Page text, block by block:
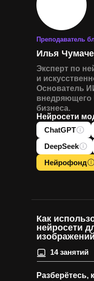
Илья
Эксперт по
и
Основатель
внедряющего
бизнеса.
Преподаватель
Нейросети
ChatGPT
DeepSeek
Нейрофонд
Как
нейросети
изображений
14 занятий
Разберётесь,